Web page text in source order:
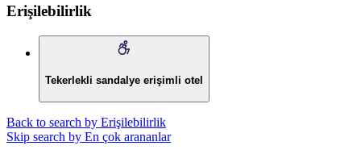
Erişilebilirlik
Tekerlekli sandalye erişimli otel
Back to search by Erişilebilirlik
Skip search by En çok arananlar